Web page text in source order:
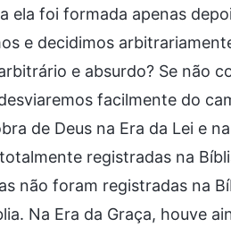
ela foi formada apenas
e decidimos
e absurdo? Se não
facilmente do
de Deus na Era da Lei e
registradas na
não foram registradas na
Na Era da Graça, houve